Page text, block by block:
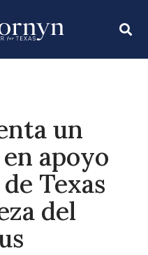
un
apoyo
Texas
del